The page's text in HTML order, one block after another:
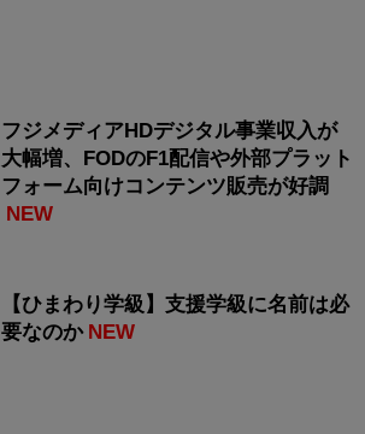
フジメディアHDデジタル事業収入が
大幅増、FODのF1配信や外部プラット
フォーム向けコンテンツ販売が好調
NEW
【ひまわり学級】支援学級に名前は必
要なのか NEW